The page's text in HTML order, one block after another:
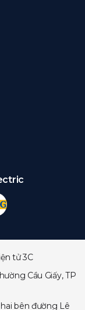
tử 3C
Cầu Giấy, TP
bên đường Lê